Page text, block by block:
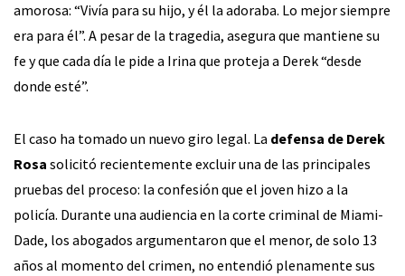
amorosa: “Vivía para su hijo, y él la adoraba. Lo mejor siempre
era para él”. A pesar de la tragedia, asegura que mantiene su
fe y que cada día le pide a Irina que proteja a Derek “desde
donde esté”.
El caso ha tomado un nuevo giro legal. La defensa de Derek
Rosa solicitó recientemente excluir una de las principales
pruebas del proceso: la confesión que el joven hizo a la
policía. Durante una audiencia en la corte criminal de Miami-
Dade, los abogados argumentaron que el menor, de solo 13
años al momento del crimen, no entendió plenamente sus